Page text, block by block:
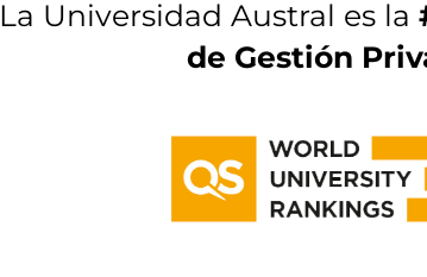
La Universidad Austral es la
de Gestión